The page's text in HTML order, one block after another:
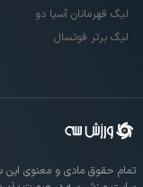
لیگ قهرمانان آسیا دو
لیگ برتر فوتسال
تمام حقوق مادی و معنوی